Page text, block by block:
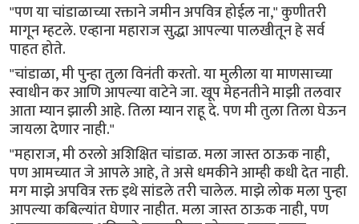
"पण या चांडाळाच्या रक्ताने जमीन अपवित्र होईल ना," कुणीतरी
मागून म्हटले. एव्हाना महाराज सुद्धा आपल्या पालखीतून हे सर्व
पाहत होते.
"चांडाळा, मी पुन्हा तुला विनंती करतो. या मुलीला या माणसाच्या
स्वाधीन कर आणि आपल्या वाटेने जा. खूप मेहनतीने माझी तलवार
आता म्यान झाली आहे. तिला म्यान राहू दे. पण मी तुला तिला घेऊन
जायला देणार नाही."
"महाराज, मी ठरलो अशिक्षित चांडाळ. मला जास्त ठाऊक नाही,
पण आमच्यात जे आपले आहे, ते असे धमकीने आम्ही कधी देत नाही.
मग माझे अपवित्र रक्त इथे सांडले तरी चालेल. माझे लोक मला पुन्हा
आपल्या कबिल्यांत घेणार नाहीत. मला जास्त ठाऊक नाही, पण